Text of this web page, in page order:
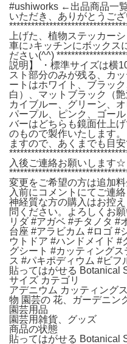
#ushiworks ←出品商品一
いただき、ありがとうご
上げた、植物ステッカー
車に♪キッチンにボックス
ださい(^^)
説明】 ・標準サイズは横
スト部分のみが残る、カ
ートはホワイト、ブラッ
白）、マットブラック（
カイブルー、グリーン、
パープル、ピンク、ゴー
バーはどちらも鏡面仕上
のもので製作いたします
ますので、あくまでも目安
入後ご連絡お願いします☆
変更をご希望の方は追加
入前にコメントにてご連
神経質な方の購入はお控
問ください。よろしくお
リダ #アガベ #チタノタ #
台座 #アラビカム #ロゴ #
ウトドア #ハンドメイド #
グシート #カッティング
ス #パキポディウム #ビフ
貼ってはがせる Botanical
サイズ カテゴリ
アデニウム カッティング
物 園芸の 花、ガーデニン
園芸用品
園芸用雑貨、グッズ
商品の状態
貼ってはがせる Botanical